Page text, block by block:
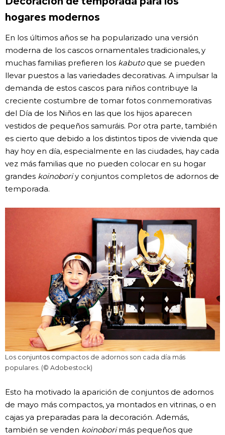
hogares modernos
En los últimos años se ha popularizado una versión
moderna de los cascos ornamentales tradicionales, y
muchas familias prefieren los kabutoque se pueden
llevar puestos a las variedades decorativas. A impulsar la
demanda de estos cascos para niños contribuye la
creciente costumbre de tomar fotos conmemorativas
del Día de los Niños en las que los hijos aparecen
vestidos de pequeños samuráis. Por otra parte, también
es cierto que debido a los distintos tipos de vivienda que
hay hoy en día, especialmente en las ciudades, hay cada
vez más familias que no pueden colocar en su hogar
grandes koinoboriy conjuntos completos de adornos de
temporada.
Los conjuntos compactos de adornos son cada día más
populares. (© Adobestock)
Esto ha motivado la aparición de conjuntos de adornos
de mayo más compactos, ya montados en vitrinas, o en
cajas ya preparadas para la decoración. Además,
también se venden koinoborimás pequeños que